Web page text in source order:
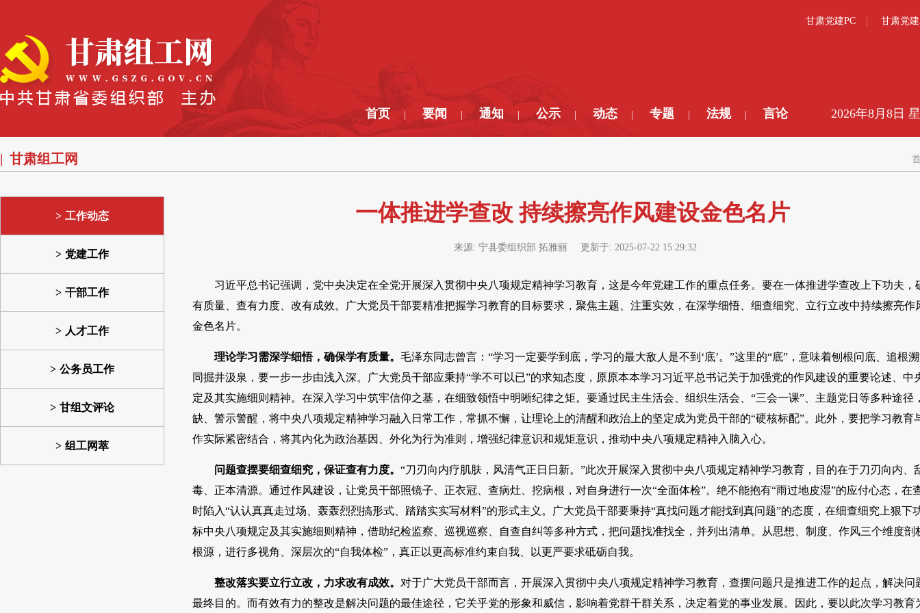
甘肃党建PC 甘肃党
首页 要闻 通知 公示 动态 专题 法规 言论 2026年8月8日
甘肃组工网
工作动态
党建工作
干部工作
人才工作
公务员工作
甘组文评论
组工网萃
一体推进学查改 持续擦亮作风建设金色名片
来源: 宁县委组织部 拓雅丽 更新于: 2025-07-22 15:29:32
习近平总书记强调，党中央决定在全党开展深入贯彻中央八项规定精神学习教育，这是今年党建工作的重点任务。要在一体推进学查改上下功夫，
有质量、查有力度、改有成效。广大党员干部要精准把握学习教育的目标要求，聚焦主题、注重实效，在深学细悟、细查细究、立行立改中持续擦亮作
金色名片。
理论学习需深学细悟，确保学有质量。 毛泽东同志曾言：“学习一定要学到底，学习的最大敌人是不到‘底’。”这里的“底”，意味着刨根问底、追根
同掘井汲泉，要一步一步由浅入深。广大党员干部应秉持“学不可以已”的求知态度，原原本本学习习近平总书记关于加强党的作风建设的重要论述、中
定及其实施细则精神。在深入学习中筑牢信仰之基，在细致领悟中明晰纪律之矩。要通过民主生活会、组织生活会、“三会一课”、主题党日等多种途径
缺、警示警醒，将中央八项规定精神学习融入日常工作，常抓不懈，让理论上的清醒和政治上的坚定成为党员干部的“硬核标配”。此外，要把学习教育
作实际紧密结合，将其内化为政治基因、外化为行为准则，增强纪律意识和规矩意识，推动中央八项规定精神入脑入心。
问题查摆要细查细究，保证查有力度。 “刀刃向内疗肌肤，风清气正日日新。”此次开展深入贯彻中央八项规定精神学习教育，目的在于刀刃向内、
毒、正本清源。通过作风建设，让党员干部照镜子、正衣冠、查病灶、挖病根，对自身进行一次“全面体检”。绝不能抱有“雨过地皮湿”的应付心态，在
时陷入“认认真真走过场、轰轰烈烈搞形式、踏踏实实写材料”的形式主义。广大党员干部要秉持“真找问题才能找到真问题”的态度，在细查细究上狠下
标中央八项规定及其实施细则精神，借助纪检监察、巡视巡察、自查自纠等多种方式，把问题找准找全，并列出清单。从思想、制度、作风三个维度剖
根源，进行多视角、深层次的“自我体检”，真正以更高标准约束自我、以更严要求砥砺自我。
整改落实要立行立改，力求改有成效。 对于广大党员干部而言，开展深入贯彻中央八项规定精神学习教育，查摆问题只是推进工作的起点，解决问
最终目的。而有效有力的整改是解决问题的最佳途径，它关乎党的形象和威信，影响着党群干群关系，决定着党的事业发展。因此，要以此次学习教育